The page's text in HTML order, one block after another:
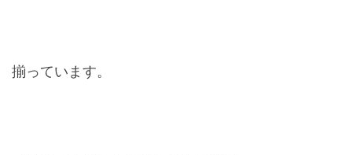
揃っています。